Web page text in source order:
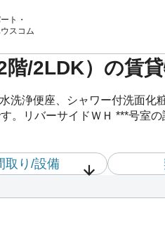
ト・
スコム
/2LDK）の賃
洗浄便座、シャワー付洗面
。リバーサイドＷＨ ***号室
取り/設備